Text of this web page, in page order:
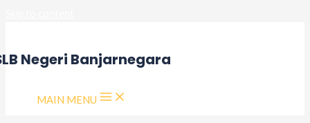
Negeri Banjarnegara
MAIN MENU